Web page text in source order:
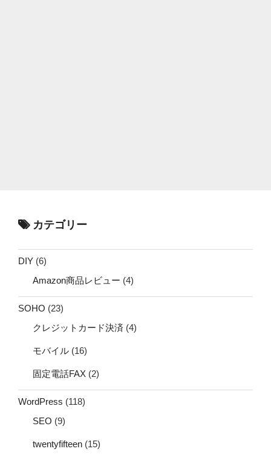
カテゴリー
DIY (6)
Amazon商品レビュー (4)
SOHO (23)
クレジットカード決済 (4)
モバイル (16)
固定電話FAX (2)
WordPress (118)
SEO (9)
twentyfifteen (15)